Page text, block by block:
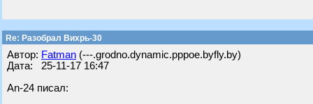
Re: Разобрал Вихрь-30
Автор: Fatman (---.grodno.dynamic.pppoe.byfly.by)
Дата: 25-11-17 16:47
An-24 писал: